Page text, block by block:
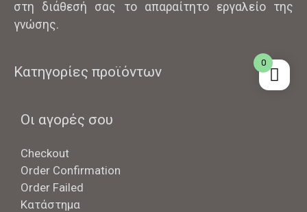
στη διάθεσή σας το απαραίτητο εργαλείο της
γνώσης.
Κατηγορίες προϊόντων
Οι αγορές σου
Checkout
Order Confirmation
Order Failed
Κατάστημα
0